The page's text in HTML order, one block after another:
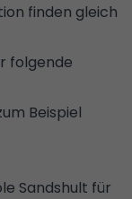
finden gleich
folgende
Beispiel
Sandshult für